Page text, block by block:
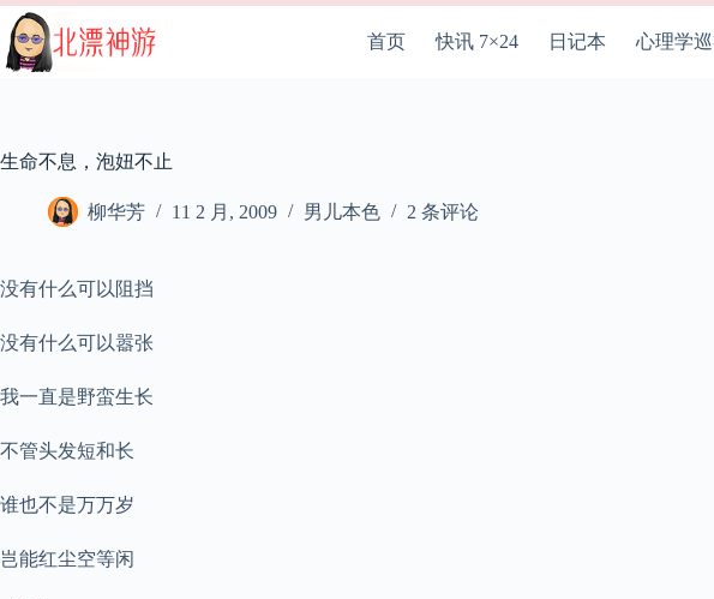
跳
至
内
首页 快讯 7×24 日记本 心理学
生命不息，泡妞不止
柳华芳 11 2 月, 2009 男儿本色 2 条评论
没有什么可以阻挡
没有什么可以嚣张
我一直是野蛮生长
不管头发短和长
谁也不是万万岁
岂能红尘空等闲